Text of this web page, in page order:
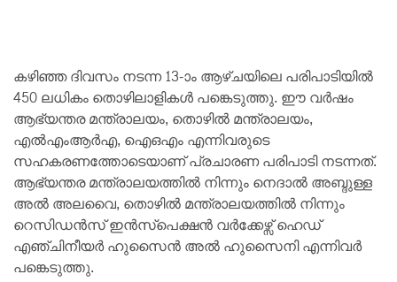
കഴിഞ്ഞ ദിവസം നടന്ന 13-ാം ആഴ്ചയിലെ പരിപാടിയില്‍
450 ലധികം തൊഴിലാളികള്‍ പങ്കെടുത്തു. ഈ വര്‍ഷം
ആഭ്യന്തര മന്ത്രാലയം, തൊഴില്‍ മന്ത്രാലയം,
എല്‍എംആര്‍എ, ഐഒഎം എന്നിവരുടെ
സഹകരണത്തോടെയാണ് പ്രചാരണ പരിപാടി നടന്നത്.
ആഭ്യന്തര മന്ത്രാലയത്തില്‍ നിന്നും നെദാല്‍ അബ്ദുള്ള
അല്‍ അലവൈ, തൊഴില്‍ മന്ത്രാലയത്തില്‍ നിന്നും
റെസിഡന്‍സ് ഇന്‍സ്‌പെക്ഷന്‍ വര്‍ക്കേഴ്സ് ഹെഡ്
എഞ്ചിനീയര്‍ ഹുസൈന്‍ അല്‍ ഹുസൈനി എന്നിവര്‍
പങ്കെടുത്തു.